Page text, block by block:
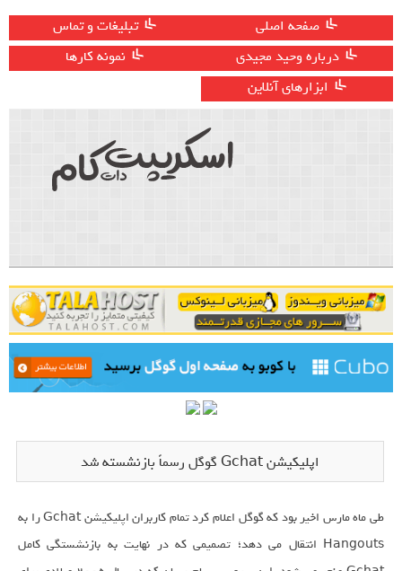
صفحه اصلی
تبلیغات و تماس
درباره وحید مجیدی
نمونه کارها
ابزارهای آنلاین
اپلیکیشن Gchat گوگل رسماً بازنشسته شد
طی ماه مارس اخیر بود که گوگل اعلام کرد تمام کاربران اپلیکیشن Gchat را به
Hangouts انتقال می دهد؛ تصمیمی که در نهایت به بازنشستگی کامل